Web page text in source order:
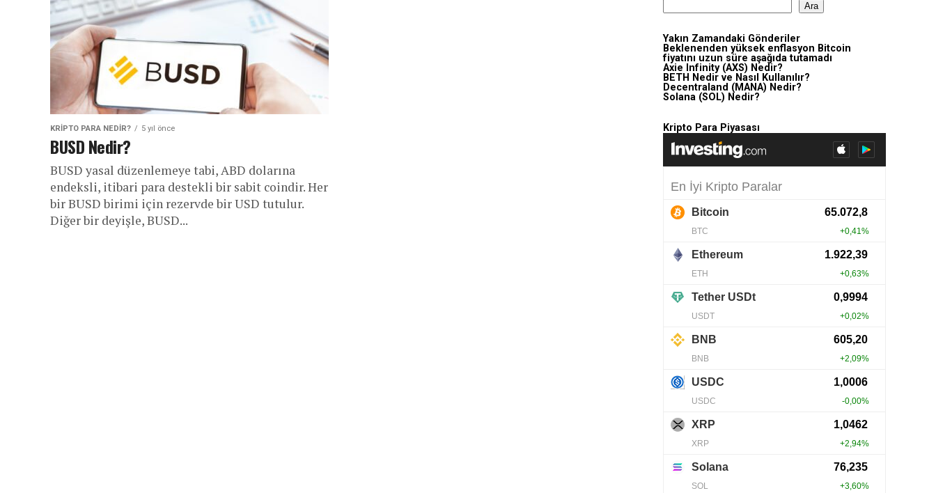
KRIPTO PARA NEDIR? 5 yıl önce
BUSD Nedir?
BUSD yasal düzenlemeye tabi, ABD dolarına
endeksli, itibari para destekli bir sabit coindir. Her
bir BUSD birimi için rezervde bir USD tutulur.
Diğer bir deyişle, BUSD...
Ara
Yakın Zamandaki Gönderiler
Beklenenden yüksek enflasyon Bitcoin
fiyatını uzun süre aşağıda tutamadı
Axie Infinity (AXS) Nedir?
BETH Nedir ve Nasıl Kullanılır?
Decentraland (MANA) Nedir?
Solana (SOL) Nedir?
Kripto Para Piyasası